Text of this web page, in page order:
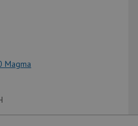
Magma